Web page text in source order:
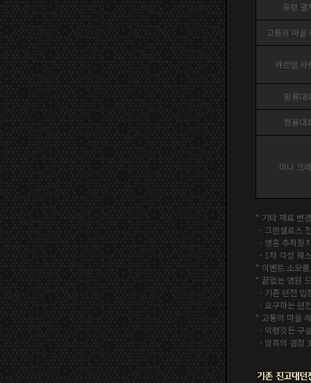
유령 열
고통의 마을
카르텔 사
황룡대
청룡대
미니 크
* 기타 재료 변
- 그렌셀로스
- 영혼 추적장
- 1차 각성 퀘
* 이벤트 소모
* 끝없는 영원
- 기존 던전 입
- 요구하는 던
* 고통의 마을
- 악령깃든 구
- 암흑의 결정